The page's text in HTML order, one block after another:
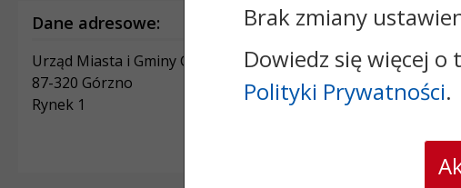
Dane adresowe:
Urząd Miasta i Gminy Górzno
87-320 Górzno
Rynek 1
tel.:
faks:
e-
Brak zmiany
Dowiedz się więcej
Polityki Prywatności.